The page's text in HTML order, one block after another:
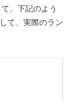
、下記のよう
て、実際のラン